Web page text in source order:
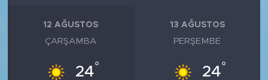
12 AĞUSTOS
ÇARŞAMBA
24°
13 AĞUSTOS
PERŞEMBE
24°